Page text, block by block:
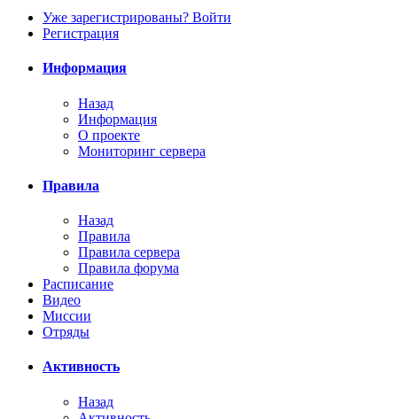
Уже зарегистрированы? Войти
Регистрация
Информация
Назад
Информация
О проекте
Мониторинг сервера
Правила
Назад
Правила
Правила сервера
Правила форума
Расписание
Видео
Миссии
Отряды
Активность
Назад